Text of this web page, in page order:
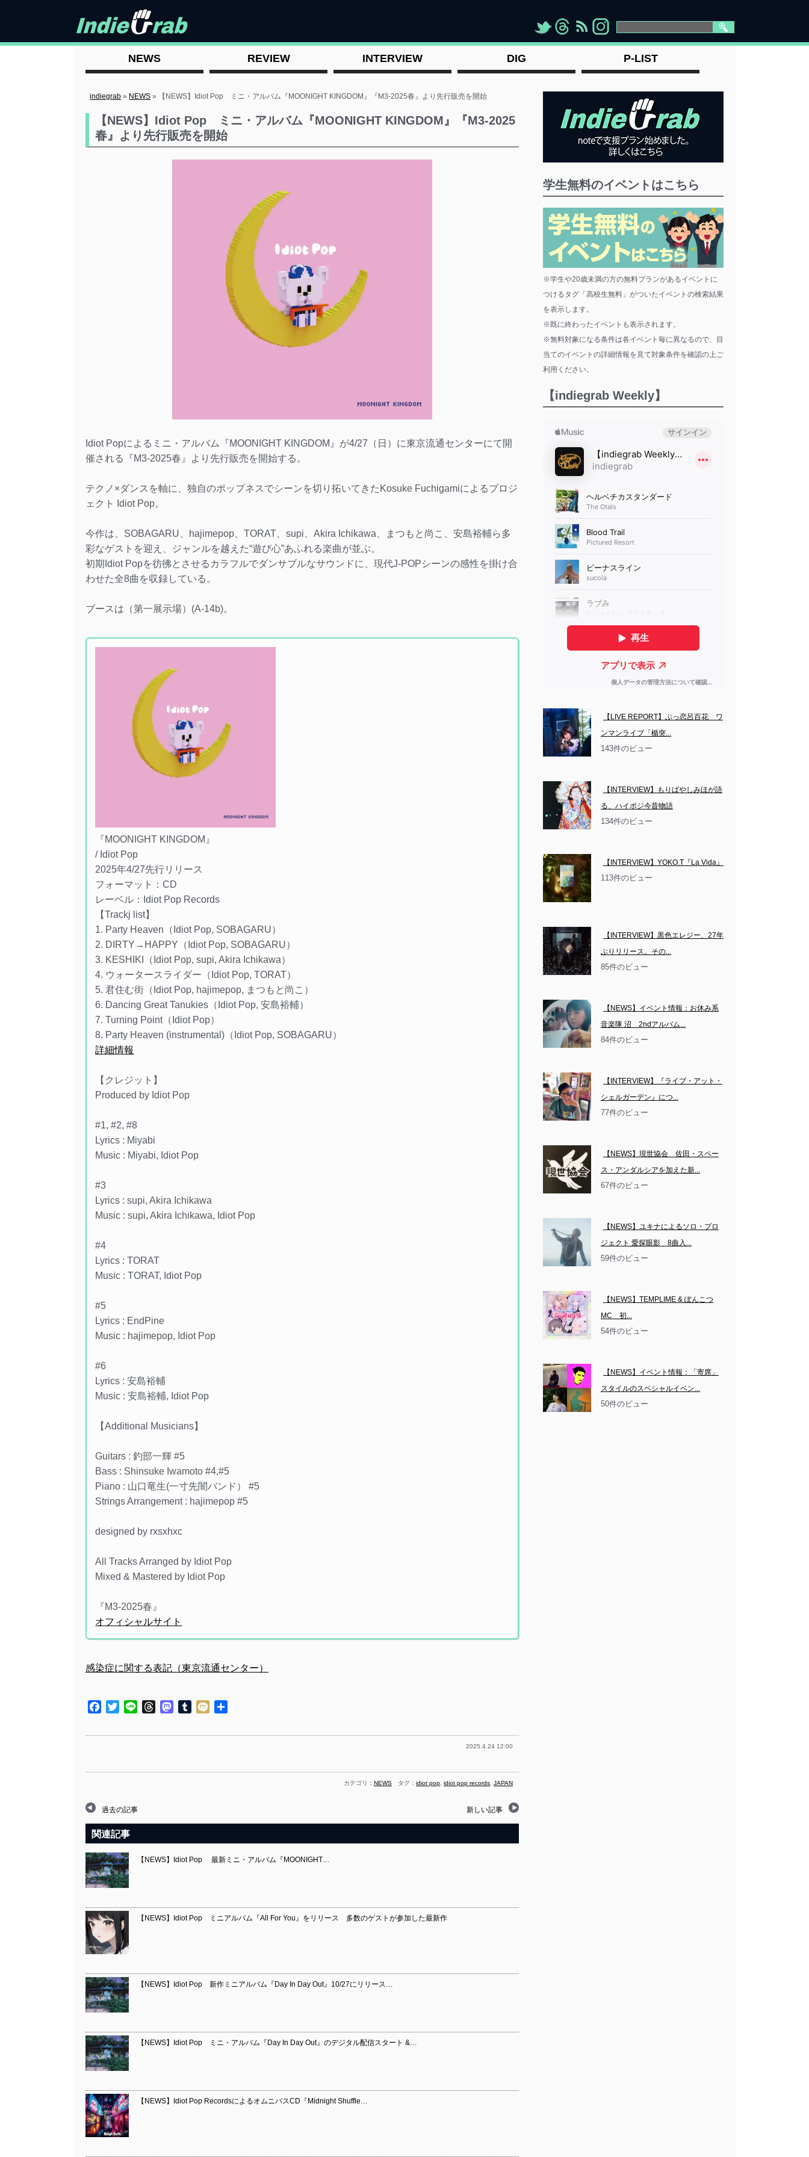
"> "> "> " >
NEWS REVIEW INTERVIEW DIG P-LIST
indiegrab » NEWS » 【NEWS】Idiot Pop ミニ・アルバム『MOONIGHT KINGDOM』『M3-2025春』より先行販売を開始
【NEWS】Idiot Pop ミニ・アルバム『MOONIGHT KINGDOM』『M3-2025
春』より先行販売を開始
Idiot Popによるミニ・アルバム『MOONIGHT KINGDOM』が4/27（日）に東京流通センターにて開
催される『M3-2025春』より先行販売を開始する。
テクノ×ダンスを軸に、独自のポップネスでシーンを切り拓いてきたKosuke Fuchigamiによるプロジ
ェクト Idiot Pop。
今作は、SOBAGARU、hajimepop、TORAT、supi、Akira Ichikawa、まつもと尚こ、安島裕輔ら多
彩なゲストを迎え、ジャンルを越えた“遊び心”あふれる楽曲が並ぶ。
初期Idiot Popを彷彿とさせるカラフルでダンサブルなサウンドに、現代J-POPシーンの感性を掛け合
わせた全8曲を収録している。
ブースは（第一展示場）(A-14b)。
『MOONIGHT KINGDOM』
/ Idiot Pop
2025年4/27先行リリース
フォーマット：CD
レーベル：Idiot Pop Records
【Trackj list】
1. Party Heaven（Idiot Pop, SOBAGARU）
2. DIRTY→HAPPY（Idiot Pop, SOBAGARU）
3. KESHIKI（Idiot Pop, supi, Akira Ichikawa）
4. ウォータースライダー（Idiot Pop, TORAT）
5. 君住む街（Idiot Pop, hajimepop, まつもと尚こ）
6. Dancing Great Tanukies（Idiot Pop, 安島裕輔）
7. Turning Point（Idiot Pop）
8. Party Heaven (instrumental)（Idiot Pop, SOBAGARU）
詳細情報
【クレジット】
Produced by Idiot Pop
#1, #2, #8
Lyrics : Miyabi
Music : Miyabi, Idiot Pop
#3
Lyrics : supi, Akira Ichikawa
Music : supi, Akira Ichikawa, Idiot Pop
#4
Lyrics : TORAT
Music : TORAT, Idiot Pop
#5
Lyrics : EndPine
Music : hajimepop, Idiot Pop
#6
Lyrics : 安島裕輔
Music : 安島裕輔, Idiot Pop
【Additional Musicians】
Guitars : 釣部一輝 #5
Bass : Shinsuke Iwamoto #4,#5
Piano : 山口竜生(一寸先闇バンド） #5
Strings Arrangement : hajimepop #5
designed by rxsxhxc
All Tracks Arranged by Idiot Pop
Mixed & Mastered by Idiot Pop
『M3-2025春』
オフィシャルサイト
感染症に関する表記（東京流通センター）
Facebook
TwitterLine ThreadsMastodon
TumblrMixi
2025.4.24 12:00
カテゴリ： NEWS タグ： idiot pop idiot pop records JAPAN
過去の記事 新しい記事
関連記事
【NEWS】Idiot Pop 最新ミニ・アルバム『MOONIGHT…
【NEWS】Idiot Pop ミニアルバム『All For You』をリリース 多数のゲストが参加した最新作
【NEWS】Idiot Pop 新作ミニアルバム『Day In Day Out』10/27にリリース…
【NEWS】Idiot Pop ミニ・アルバム『Day In Day Out』のデジタル配信スタート &…
【NEWS】Idiot Pop RecordsによるオムニバスCD『Midnight Shuffle…
学生無料のイベントはこちら
※学生や20歳未満の方の無料プランがあるイベントに
つけるタグ「高校生無料」がついたイベントの検索結果
を表示します。
※既に終わったイベントも表示されます。
※無料対象になる条件は各イベント毎に異なるので、目
当てのイベントの詳細情報を見て対象条件を確認の上ご
利用ください。
【indiegrab Weekly】
【LIVE REPORT】ぶっ恋呂百花　ワ
ンマンライブ「楯突...
143件のビュー
【INTERVIEW】もりばやしみほが語
る、ハイポジ今昔物語
134件のビュー
【INTERVIEW】YOKO.T『La Vida』
113件のビュー
【INTERVIEW】黒色エレジー、27年
ぶりリリース。その...
85件のビュー
【NEWS】イベント情報：お休み系
音楽隊 沼　2ndアルバム...
84件のビュー
【INTERVIEW】『ライブ・アット・
シェルガーデン』につ...
77件のビュー
【NEWS】現世協会　佐田・スペー
ス・アンダルシアを加えた新...
67件のビュー
【NEWS】ユキナによるソロ・プロ
ジェクト 愛探眼影　8曲入...
59件のビュー
【NEWS】TEMPLIME & ぽんこつ
MC　初...
54件のビュー
【NEWS】イベント情報：「寄席」
スタイルのスペシャルイベン...
50件のビュー